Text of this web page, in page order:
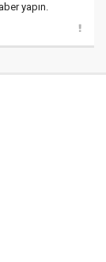
yapın.